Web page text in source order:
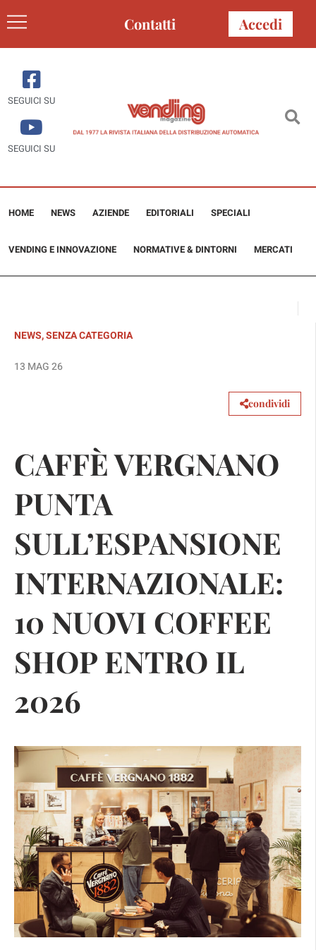
Contatti Accedi
SEGUICI SU
SEGUICI SU
HOME NEWS AZIENDE EDITORIALI SPECIALI
VENDING E INNOVAZIONE NORMATIVE & DINTORNI MERCATI
NEWS,SENZA CATEGORIA
13 MAG 26
condividi
CAFFÈ VERGNANO
PUNTA
SULL’ESPANSIONE
INTERNAZIONALE:
10 NUOVI COFFEE
SHOP ENTRO IL
2026